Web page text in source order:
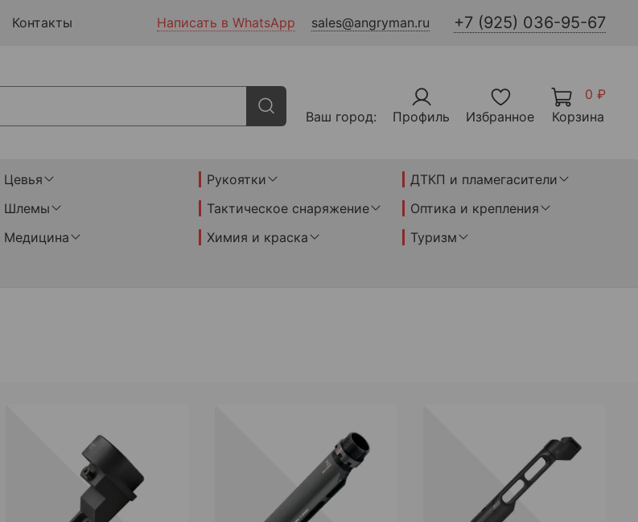
Контакты Написать в WhatsApp sales@angryman.ru +7 (925) 036-95-67
Ваш город: Профиль Избранное
0 ₽
Корзина
Цевья Рукоятки
ДТКП и пламегасители
Шлемы Тактическое снаряжение
Оптика и крепления
Медицина Химия и краска
Туризм